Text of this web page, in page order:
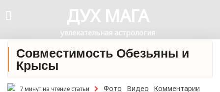
ДУХ МАГА
увлекательная астрология
Совместимость Обезьяны и
Крысы
7 минут на чтение статьи Фото Видео Комментарии